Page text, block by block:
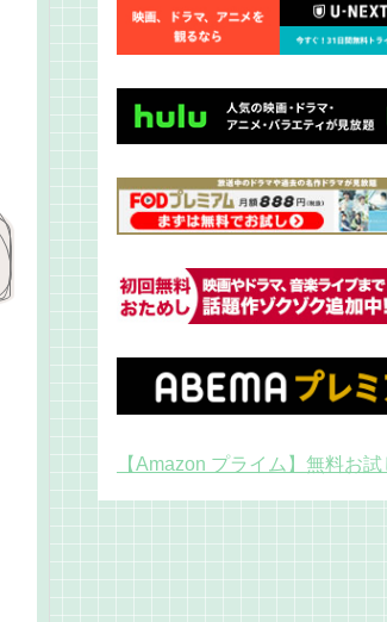
【Amazon プライム】無料お試